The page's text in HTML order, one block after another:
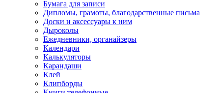
Бумага для записи
Дипломы, грамоты, благодарственные письма
Доски и аксессуары к ним
Дыроколы
Ежедневники, органайзеры
Календари
Калькуляторы
Карандаши
Клей
Клипборды